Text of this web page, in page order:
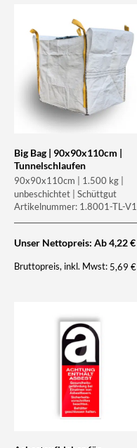
Big Bag | 90x90x110cm |
Tunnelschlaufen
90x90x110cm | 1.500 kg |
unbeschichtet | Schüttgut
Artikelnummer: 1.8001-TL-V1
Unser Nettopreis: Ab4,22€
Bruttopreis, inkl. Mwst: 5,69€